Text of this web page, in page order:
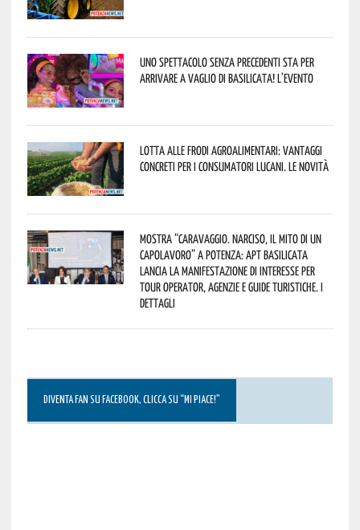
Uno spettacolo senza precedenti sta per
arrivare a Vaglio di Basilicata! L’evento
Lotta alle frodi agroalimentari: vantaggi
concreti per i consumatori lucani. Le novità
Mostra “Caravaggio. Narciso, il mito di un
capolavoro” a Potenza: APT Basilicata
lancia la manifestazione di interesse per
Tour Operator, Agenzie e Guide Turistiche. I
dettagli
DIVENTA FAN SU FACEBOOK, CLICCA SU “MI PIACE!”